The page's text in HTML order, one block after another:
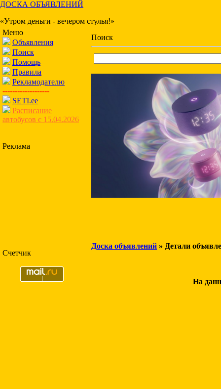
ДОСКА ОБЪЯВЛЕНИЙ
«Утром деньги - вечером стулья!»
Меню
Объявления
Поиск
Помощь
Правила
Рекламодателю
-------------------
SETI.ee
Расписание
автобусов с 15.04.2026
Реклама
Счетчик
Поиск
Доска объявлений » Детали
На